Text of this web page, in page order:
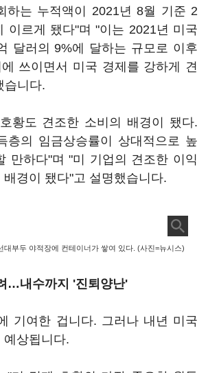
하는 누적액이 2021년 8월 기준 2
이르게 됐다"며 "이는 2021년 미국
달러의 9%에 달하는 규모로 이후
쓰이면서 미국 경제를 강하게 견
습니다.
황도 견조한 소비의 배경이 됐다.
층의 임금상승률이 상대적으로 높
만하다"며 "미 기업의 견조한 이익
경이 됐다"고 설명했습니다.
대부두 야적장에 컨테이너가 쌓여 있다. (사진=뉴시스)
…내수까지 '진퇴양난'
기여한 겁니다. 그러나 내년 미국
예상됩니다.